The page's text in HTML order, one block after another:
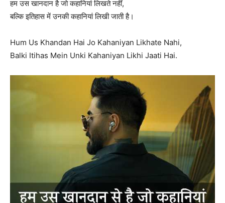
हम उस खानदान है जो कहानियां लिखते नहीं,
बल्कि इतिहास में उनकी कहानियां लिखी जाती है।
Hum Us Khandan Hai Jo Kahaniyan Likhate Nahi,
Balki Itihas Mein Unki Kahaniyan Likhi Jaati Hai.